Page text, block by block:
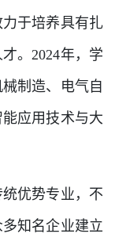
于培养具有扎
。2024年，学
制造、电气自
应用技术与大
优势专业，不
知名企业建立